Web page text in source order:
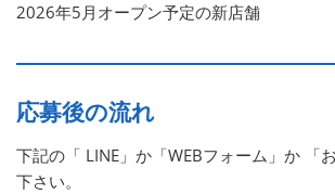
2026年5月オープン予定の新店舗
応募後の流れ
下記の「 LINE」か「WEBフォーム」か 「
下さい。